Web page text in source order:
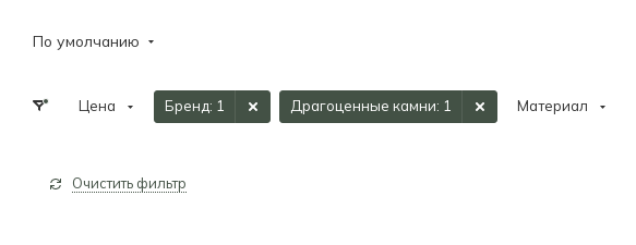
По умолчанию
Цена Бренд: 1 Драгоценные камни: 1 Материал
Очистить фильтр